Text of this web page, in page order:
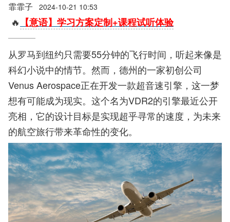
霏霏子 2024-10-21 10:53
🔥 【意语】学习方案定制+课程试听体验
从罗马到纽约只需要55分钟的飞行时间，听起来像是
科幻小说中的情节。然而，德州的一家初创公司
Venus Aerospace正在开发一款超音速引擎，这一梦
想有可能成为现实。这个名为VDR2的引擎最近公开
亮相，它的设计目标是实现超乎寻常的速度，为未来
的航空旅行带来革命性的变化。